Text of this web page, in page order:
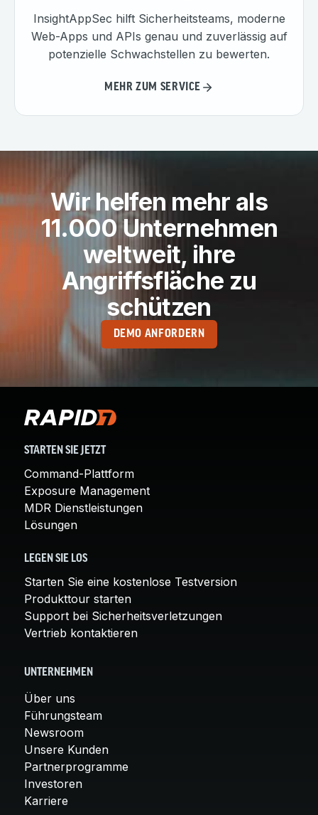
InsightAppSec hilft Sicherheitsteams, moderne
Web-Apps und APIs genau und zuverlässig auf
potenzielle Schwachstellen zu bewerten.
MEHR ZUM SERVICE
Wir helfen mehr als
11.000 Unternehmen
weltweit, ihre
Angriffsfläche zu
schützen
DEMO ANFORDERN
STARTEN SIE JETZT
Command-Plattform
Exposure Management
MDR Dienstleistungen
Lösungen
LEGEN SIE LOS
Starten Sie eine kostenlose Testversion
Produkttour starten
Support bei Sicherheitsverletzungen
Vertrieb kontaktieren
UNTERNEHMEN
Über uns
Führungsteam
Newsroom
Unsere Kunden
Partnerprogramme
Investoren
Karriere